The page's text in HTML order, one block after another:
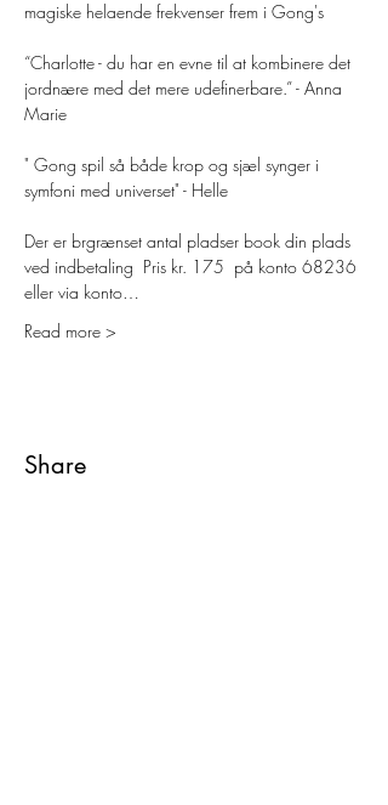
“Charlotte - du har en evne til at kombinere det
jordnære med det mere udefinerbare.” - Anna
" Gong spil så både krop og sjæl synger i
Der er brgrænset antal pladser book din plads
ved indbetaling  Pris kr. 175  på konto 68236
eller via konto…
Read more >
Share